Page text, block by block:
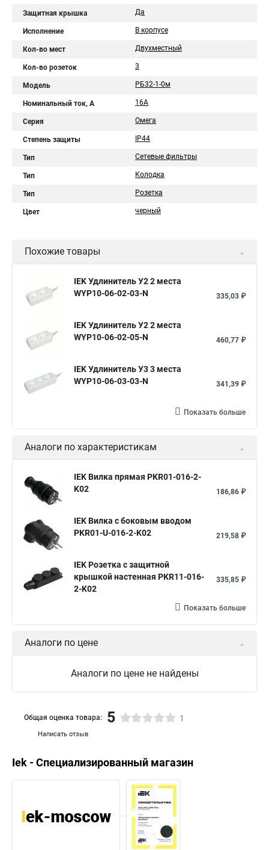
Защитная крышка Да
Исполнение В корпусе
Кол-во мест Двухместный
Кол-во розеток 3
Модель РБ32-1-0м
Номинальный ток, А 16A
Серия Омега
Степень защиты IP44
Тип Сетевые фильтры
Тип Колодка
Тип Розетка
Цвет черный
Похожие товары
IEK Удлинитель У2 2 места
WYP10-06-02-03-N
335,03 ₽
IEK Удлинитель У2 2 места
WYP10-06-02-05-N
460,77 ₽
IEK Удлинитель У3 3 места
WYP10-06-03-03-N
341,39 ₽
Показать больше
Аналоги по характеристикам
IEK Вилка прямая PKR01-016-2-
K02
186,86 ₽
IEK Вилка с боковым вводом
PKR01-U-016-2-K02
219,58 ₽
IEK Розетка с защитной
крышкой настенная PKR11-016-
2-K02
335,85 ₽
Показать больше
Аналоги по цене
Аналоги по цене не найдены
Написать отзыв
Общая оценка товара: 5 1
Iek - Специализированный магазин